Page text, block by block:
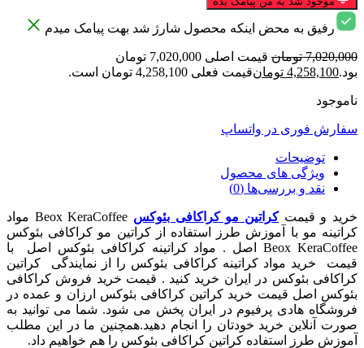
رفیق به محض اینکه محصول شارژ شد بهت پیامک میدم
7,020,000 تومان
قیمت اصلی 7,020,000 تومان
بود.4,258,100 تومانقیمت فعلی 4,258,100 تومان است.
ناموجود
سفارش فوری در واتساپ
توضیحات
ویژگی های محصول
نقد و بررسی‌ها (0)
خرید و قیمتکراتین مو کراکافی بئوکس
Beox KeraCoffee مواد
کراتینه مو با آموزش طرز استفاده از کراتین مو کراکافی بئوکس
Beox KeraCoffee اصل . مواد کراتینه کراکافی بئوکس اصل با
قیمت خرید مواد کراتینه کراکافی بئوکس را از نمایندگی کراتین
کراکافی بئوکس در ایران خرید کنید . قیمت خرید فروش کراکافی
بئوکس اصل قیمت خرید کراتین کراکافی بئوکس ارزان و عمده در
فروشگاه هادی پرفیوم در ایران پخش می شود. شما می توانید به
صورت آنلاین خرید خودتان را انجام دهید.همچنین ما در این مطلب
آموزش طرز استفاده کراتین کراکافی بئوکس را هم خواهیم داد.